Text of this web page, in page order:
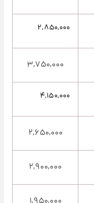
۲.۸۵۰,۰۰۰
۳,۷۵۰,۰۰۰
۴,۱۵۰,۰۰۰
۲,۶۵۰,۰۰۰
۲,۹۰۰,۰۰۰